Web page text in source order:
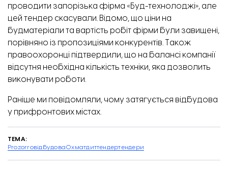
проводити запорізька фірма «Буд-технолоджі», але
цей тендер скасували. Відомо, що ціни на
будматеріали та вартість робіт фірми були завищені,
порівняно із пропозиціями конкурентів. Також
правоохоронці підтвердили, що на балансі компанії
відсутня необхідна кількість техніки, яка дозволить
виконувати роботи.
Раніше ми повідомляли, чому затягується відбудова
у прифронтових містах.
ТЕМА:
ProzorroвідбудоваОхматдиттендертендери